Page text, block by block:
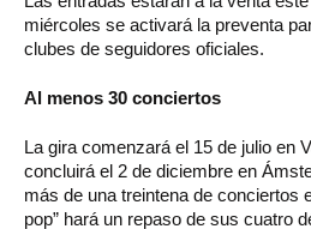
miércoles se activará la preventa
clubes de seguidores oficiales.
Al menos 30 conciertos
La gira comenzará el 15 de julio en
concluirá el 2 de diciembre en
más de una treintena de conciertos
pop” hará un repaso de sus cuatro